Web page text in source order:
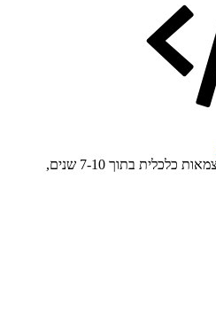
אני צופה שאוכל להגיע לעצמאות כלכלית בתוך 7-10 שנים,